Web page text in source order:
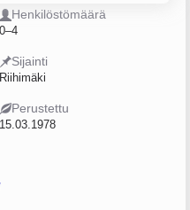
Henkilöstömäärä
0–4
Sijainti
Riihimäki
Perustettu
15.03.1978